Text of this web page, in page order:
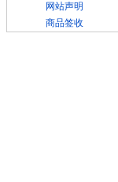
网站声明
商品签收